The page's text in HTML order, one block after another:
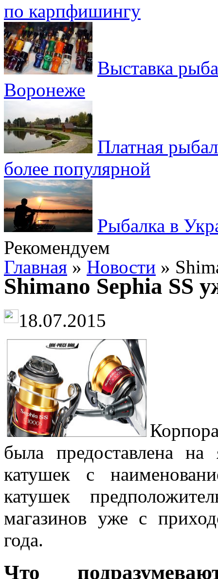
по карпфишингу
Выставка
Воронеже
Платная
более популярной
Рыбалка в
Рекомендуем
Главная » Новости »
Shimano Sephia SS
18.07.2015
была предоставлена
катушек с
катушек
магазинов уже с
года.
Что